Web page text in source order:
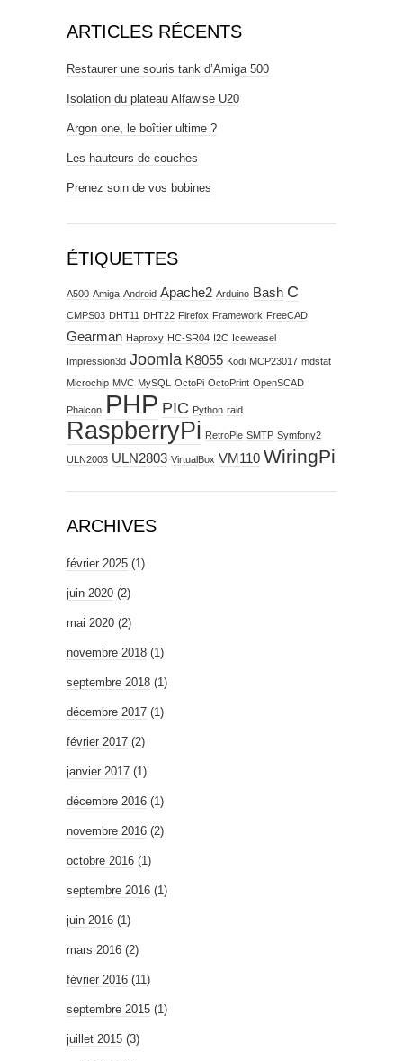
ARTICLES RÉCENTS
Restaurer une souris tank d’Amiga 500
Isolation du plateau Alfawise U20
Argon one, le boîtier ultime ?
Les hauteurs de couches
Prenez soin de vos bobines
ÉTIQUETTES
A500 Amiga Android Apache2 Arduino Bash C
CMPS03 DHT11 DHT22 Firefox Framework FreeCAD
Gearman Haproxy HC-SR04 I2C Iceweasel
Impression3d Joomla K8055 Kodi MCP23017 mdstat
Microchip MVC MySQL OctoPi OctoPrint OpenSCAD
Phalcon PHP PIC Python raid
RaspberryPi RetroPie SMTP Symfony2
ULN2003 ULN2803 VirtualBox VM110 WiringPi
ARCHIVES
février 2025 (1)
juin 2020 (2)
mai 2020 (2)
novembre 2018 (1)
septembre 2018 (1)
décembre 2017 (1)
février 2017 (2)
janvier 2017 (1)
décembre 2016 (1)
novembre 2016 (2)
octobre 2016 (1)
septembre 2016 (1)
juin 2016 (1)
mars 2016 (2)
février 2016 (11)
septembre 2015 (1)
juillet 2015 (3)